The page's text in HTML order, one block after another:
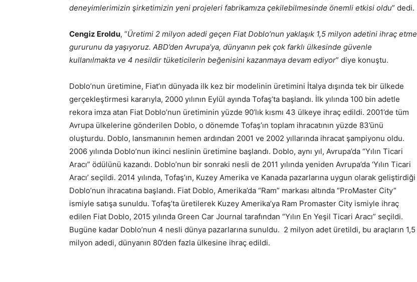
deneyimlerimizin şirketimizin yeni projeleri fabrikamıza çekilebilmesinde önemli etkisi oldu” dedi.
Cengiz Eroldu, “Üretimi 2 milyon adedi geçen Fiat Doblo’nun yaklaşık 1,5 milyon adetini ihraç etme
gururunu da yaşıyoruz. ABD’den Avrupa’ya, dünyanın pek çok farklı ülkesinde güvenle
kullanılmakta ve 4 nesildir tüketicilerin beğenisini kazanmaya devam ediyor” diye konuştu.
Doblo’nun üretimine, Fiat’ın dünyada ilk kez bir modelinin üretimini İtalya dışında tek bir ülkede
gerçekleştirmesi kararıyla, 2000 yılının Eylül ayında Tofaş’ta başlandı. İlk yılında 100 bin adetle
rekora imza atan Fiat Doblo’nun üretiminin yüzde 90’lık kısmı 43 ülkeye ihraç edildi. 2001’de tüm
Avrupa ülkelerine gönderilen Doblo, o dönemde Tofaş’ın toplam ihracatının yüzde 83’ünü
oluşturdu. Doblo, lansmanının hemen ardından 2001 ve 2002 yıllarında ihracat şampiyonu oldu.
2006 yılında Doblo’nun ikinci neslinin üretimine başlandı. Doblo, aynı yıl, Avrupa’da “Yılın Ticari
Aracı” ödülünü kazandı. Doblo’nun bir sonraki nesli de 2011 yılında yeniden Avrupa’da ‘Yılın Ticari
Aracı’ seçildi. 2014 yılında, Tofaş’ın, Kuzey Amerika ve Kanada pazarlarına uygun olarak geliştirdiği
Doblo’nun ihracatına başlandı. Fiat Doblo, Amerika’da “Ram” markası altında “ProMaster City”
ismiyle satışa sunuldu. Tofaş’ta üretilerek Kuzey Amerika’ya Ram Promaster City ismiyle ihraç
edilen Fiat Doblo, 2015 yılında Green Car Journal tarafından “Yılın En Yeşil Ticari Aracı” seçildi.
Bugüne kadar Doblo’nun 4 nesli dünya pazarlarına sunuldu. 2 milyon adet üretildi, bu araçların 1,5
milyon adedi, dünyanın 80’den fazla ülkesine ihraç edildi.